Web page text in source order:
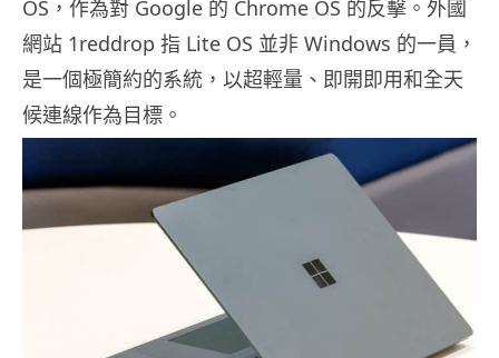
OS，作為對 Google 的 Chrome OS 的反擊。外國
網站 1reddrop 指 Lite OS 並非 Windows 的一員，
是一個極簡約的系統，以超輕量、即開即用和全天
候連線作為目標。